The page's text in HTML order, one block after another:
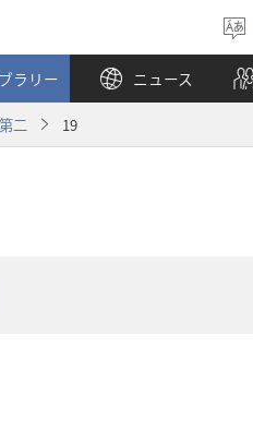
ラリー ニュース
二 19